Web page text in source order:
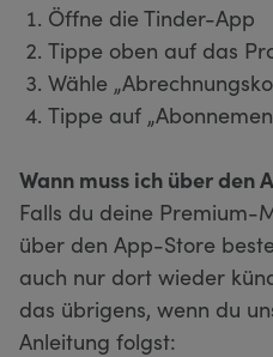
Öffne die Tinder-App
Tippe oben auf das
Wähle
Tippe auf
Wann muss ich über den
Falls du deine Premium-
über den App-Store
auch nur dort wieder
das übrigens, wenn du
Anleitung folgst: